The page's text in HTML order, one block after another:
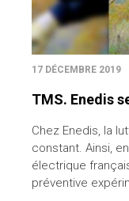
17 DÉCEMBRE 2019
TMS. Enedis
Chez Enedis, la
constant. Ainsi,
électrique
préventive